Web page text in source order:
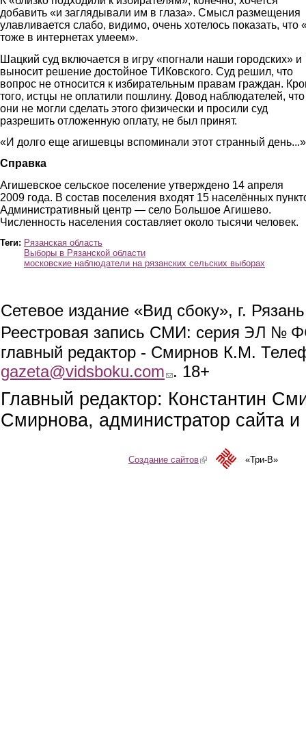
добавить «и заглядывали им в глаза». Смысл размещения
улавливается слабо, видимо, очень хотелось показать, что
тоже в интернетах умеем».
Шацкий суд включается в игру «погнали наши городских» и
выносит решение достойное ТИКовского. Суд решил, что
вопрос не относится к избирательным правам граждан.
того, истцы не оплатили пошлину. Довод наблюдателей, что
они не могли сделать этого физически и просили суд
разрешить отложенную оплату, не был принят.
«И долго еще агишевцы вспоминали этот странный
Справка
Агишевское сельское поселение утверждено 14 апреля
2009 года. В состав поселения входят 15 населённых
Административный центр — село Большое Агишево.
Численность населения составляет около тысячи человек.
Теги: Рязанская область
Выборы в Рязанской области
московские наблюдатели на рязанских сельских выборах
Сетевое издание «Вид сбоку», г.
Реестровая запись СМИ: серия ЭЛ №
главный редактор - Смирнов К.М.
gazeta@vidsboku.com (link sends e-mail)
. 18+
Главный редактор: Константин
Смирнова, администратор сайта
Создание сайтов(link is external)«Три-В»